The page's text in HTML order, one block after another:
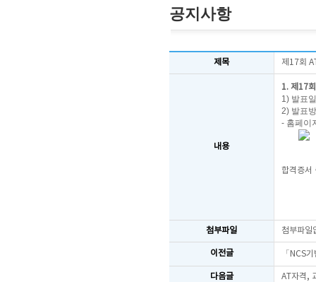
공지사항
제목 제17회
내용
1. 제17
1) 발표
2) 발표
- 홈페이
합격증서
첨부파일 첨부파일
이전글 「NCS
다음글 AT자격,